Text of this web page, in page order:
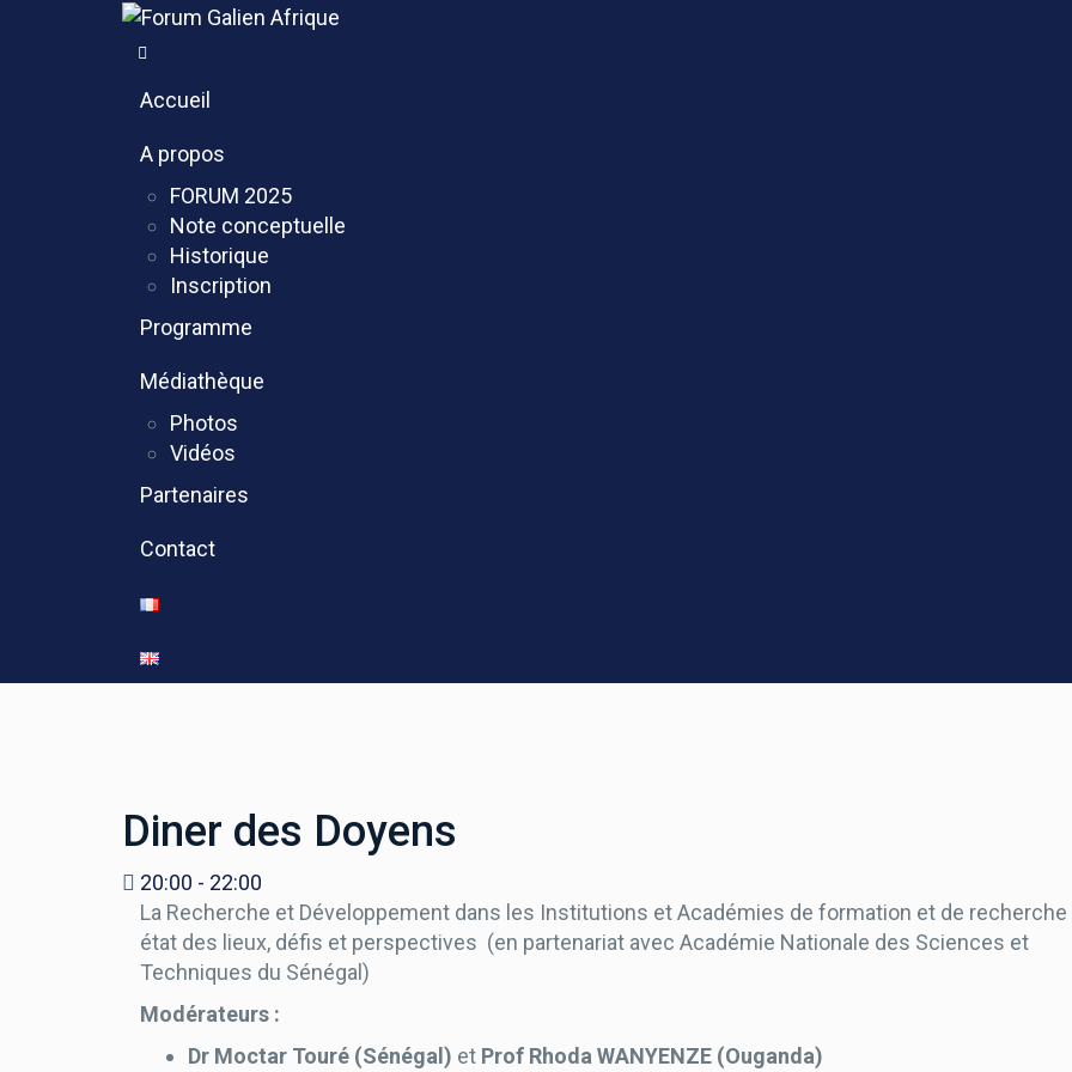
Accueil
A propos
FORUM 2025
Note conceptuelle
Historique
Inscription
Programme
Médiathèque
Photos
Vidéos
Partenaires
Contact
Diner des Doyens
20:00 - 22:00
La Recherche et Développement dans les Institutions et Académies de formation et de recherche
état des lieux, défis et perspectives (en partenariat avec Académie Nationale des Sciences et
Techniques du Sénégal)
Modérateurs :
Dr Moctar Touré (Sénégal) et Prof Rhoda WANYENZE (Ouganda)